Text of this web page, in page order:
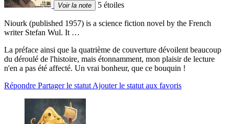
Voir la note 5 étoiles
Niourk (published 1957) is a science fiction novel by the French
writer Stefan Wul. It …
La préface ainsi que la quatrième de couverture dévoilent beaucoup
du déroulé de l'histoire, mais étonnamment, mon plaisir de lecture
n'en a pas été affecté. Un vrai bonheur, que ce bouquin !
Répondre Partager le statut Ajouter le statut aux favoris